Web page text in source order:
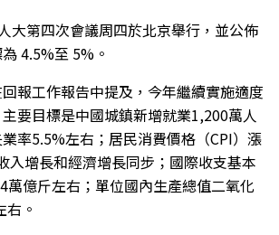
大第四次會議周四於北京舉行，並公佈
4.5%至 5%。
報工作報告中提及，今年繼續實施適度
要目標是中國城鎮新增就業1,200萬人
率5.5%左右；居民消費價格（CPI）漲
入增長和經濟增長同步；國際收支基本
萬億斤左右；單位國內生產總值二氧化
。